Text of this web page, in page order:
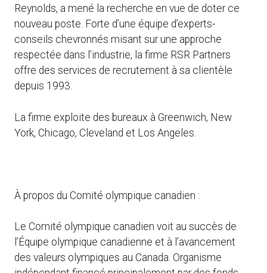
Reynolds, a mené la recherche en vue de doter ce
nouveau poste. Forte d’une équipe d’experts-
conseils chevronnés misant sur une approche
respectée dans l’industrie, la firme RSR Partners
offre des services de recrutement à sa clientèle
depuis 1993.
La firme exploite des bureaux à Greenwich, New
York, Chicago, Cleveland et Los Angeles.
À propos du Comité olympique canadien :
Le Comité olympique canadien voit au succès de
l’Équipe olympique canadienne et à l’avancement
des valeurs olympiques au Canada. Organisme